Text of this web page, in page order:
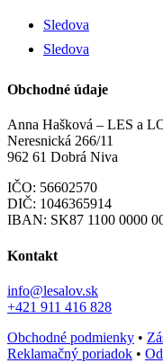
Sledova
Sledova
Obchodné údaje
Anna Hašková – LES a
Neresnická 266/11
962 61 Dobrá Niva
IČO: 56602570
DIČ: 1046365914
IBAN: SK87 1100 0000
Kontakt
info@lesalov.sk
+421 911 416 828
Obchodné podmienky •
Reklamačný poriadok •